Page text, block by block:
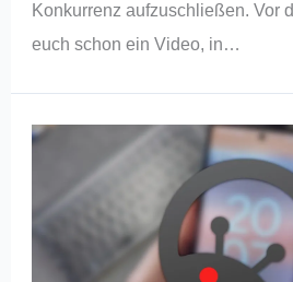
Konkurrenz aufzuschließen. Vor
euch schon ein Video, in…